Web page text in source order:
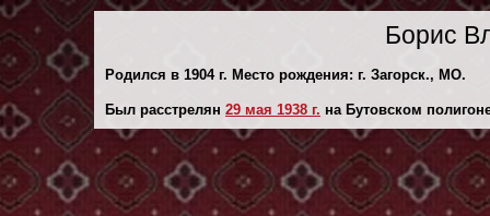
Борис
Родился в 1904 г. Место рождения: г. Загорск., МО.
Был расстрелян 29 мая 1938 г. на Бутовском